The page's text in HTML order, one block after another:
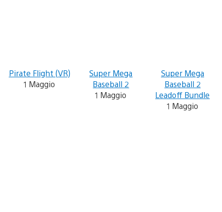
Pirate Flight (VR)
1 Maggio
Super Mega
Baseball 2
1 Maggio
Super Mega
Baseball 2
Leadoff Bundle
1 Maggio